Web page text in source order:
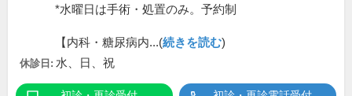
*水曜日は手術・処置のみ。予約制
【内科・糖尿病内...(続きを読む)
休診日: 水、日、祝